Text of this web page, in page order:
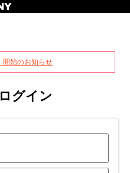
開始のお知らせ
グイン